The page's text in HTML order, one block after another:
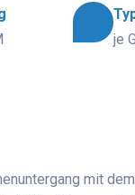
je
mit